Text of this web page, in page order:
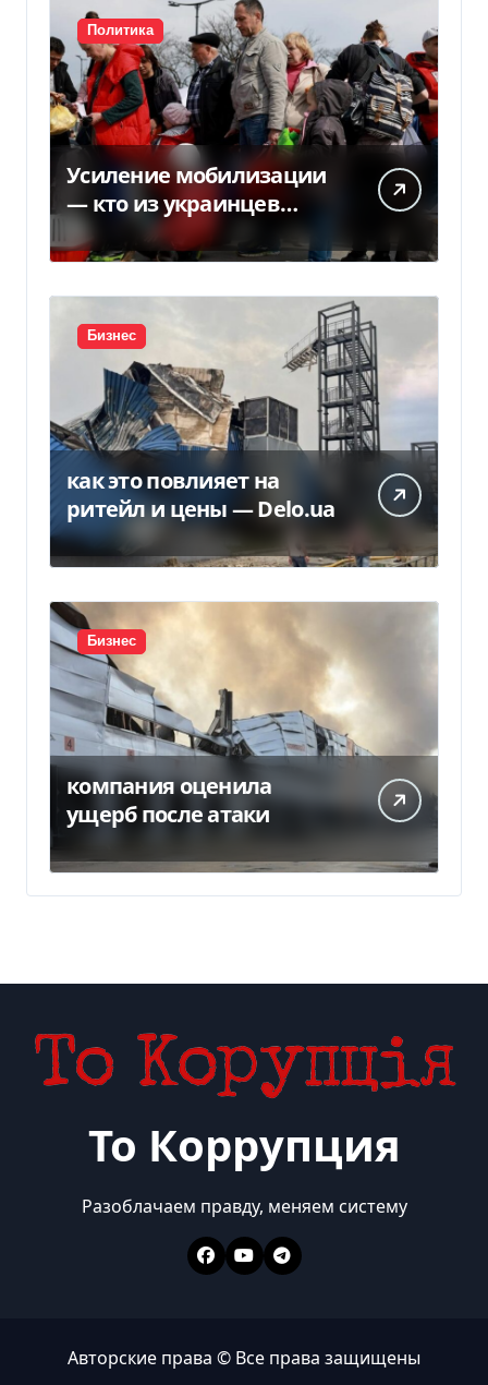
Политика
Усиление мобилизации
— кто из украинцев
потеряет право на
временную защиту в ЕС
Бизнес
как это повлияет на
ритейл и цены — Delo.ua
Бизнес
компания оценила
ущерб после атаки
То Коррупция
Разоблачаем правду, меняем систему
Авторские права © Все права защищены